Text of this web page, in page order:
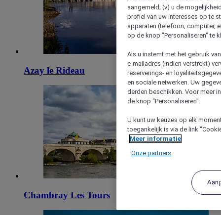
Azay le Rideau
Chambray Les Tours
aangemeld; (v) u de
profiel van uw interesses op te
apparaten (telefoon, computer,
op de knop "Personaliseren" te
Als u instemt met het gebruik
e-mailadres (indien verstrekt)
reserverings- en
en sociale netwerken. Uw
derden beschikken. Voor meer
de knop "Personaliseren".
U kunt uw keuzes op elk
toegankelijk is via de link
Meer informatie
Onze partners